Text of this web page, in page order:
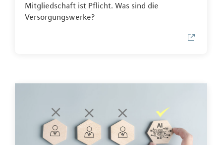
Mitgliedschaft ist Pflicht. Was sind die
Versorgungswerke?